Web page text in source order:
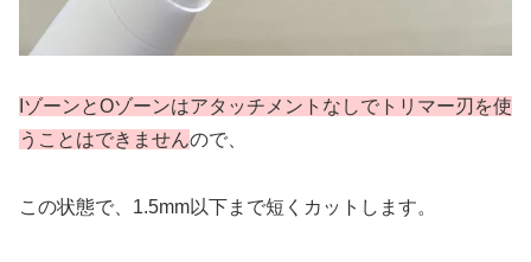
IゾーンとOゾーンはアタッチメントなしでトリマー刃を使
うことはできませんので、
この状態で、1.5mm以下まで短くカットします。